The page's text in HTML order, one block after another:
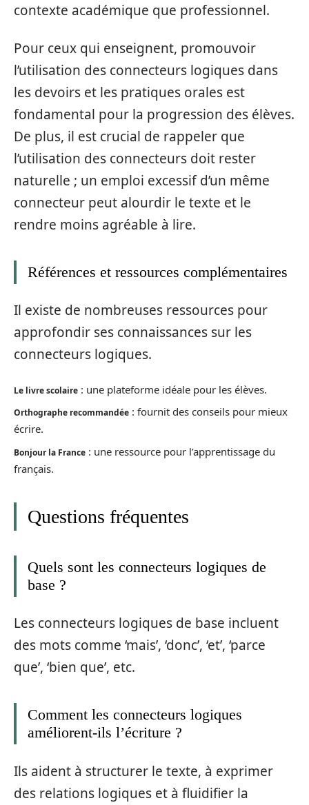
contexte académique que professionnel.
Pour ceux qui enseignent, promouvoir
l’utilisation des connecteurs logiques dans
les devoirs et les pratiques orales est
fondamental pour la progression des élèves.
De plus, il est crucial de rappeler que
l’utilisation des connecteurs doit rester
naturelle ; un emploi excessif d’un même
connecteur peut alourdir le texte et le
rendre moins agréable à lire.
Références et ressources complémentaires
Il existe de nombreuses ressources pour
approfondir ses connaissances sur les
connecteurs logiques.
Le livre scolaire : une plateforme idéale pour les élèves.
Orthographe recommandée : fournit des conseils pour mieux
écrire.
Bonjour la France : une ressource pour l’apprentissage du
français.
Questions fréquentes
Quels sont les connecteurs logiques de
base ?
Les connecteurs logiques de base incluent
des mots comme ‘mais’, ‘donc’, ‘et’, ‘parce
que’, ‘bien que’, etc.
Comment les connecteurs logiques
améliorent-ils l’écriture ?
Ils aident à structurer le texte, à exprimer
des relations logiques et à fluidifier la